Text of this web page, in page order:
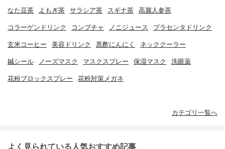
なた豆茶 よもぎ茶 サラシア茶 スギナ茶 高麗人参茶
コラーゲンドリンク コンブチャ ノニジュース プラセンタドリンク
玄米コーヒー 美容ドリンク 黒酢にんにく ネッククーラー
鍼シール ノーズマスク マスクスプレー 保湿マスク 洗眼薬
花粉ブロックスプレー 花粉対策メガネ
カテゴリ一覧へ
よく見られている人気おすすめ記事